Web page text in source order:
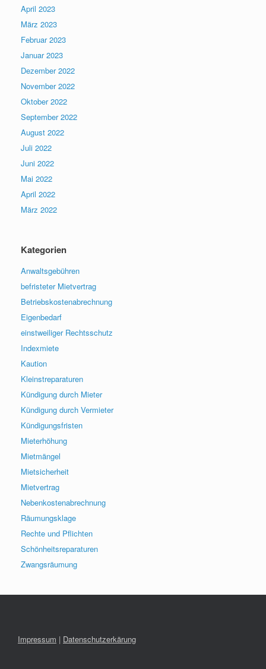
April 2023
März 2023
Februar 2023
Januar 2023
Dezember 2022
November 2022
Oktober 2022
September 2022
August 2022
Juli 2022
Juni 2022
Mai 2022
April 2022
März 2022
Kategorien
Anwaltsgebühren
befristeter Mietvertrag
Betriebskostenabrechnung
Eigenbedarf
einstweiliger Rechtsschutz
Indexmiete
Kaution
Kleinstreparaturen
Kündigung durch Mieter
Kündigung durch Vermieter
Kündigungsfristen
Mieterhöhung
Mietmängel
Mietsicherheit
Mietvertrag
Nebenkostenabrechnung
Räumungsklage
Rechte und Pflichten
Schönheitsreparaturen
Zwangsräumung
Impressum | Datenschutzerkärung